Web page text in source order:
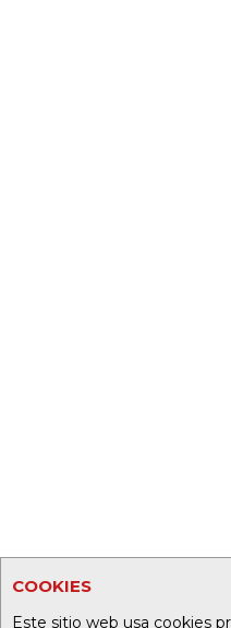
COOKIES
Este sitio web usa cookies